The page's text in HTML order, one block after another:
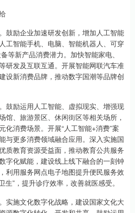
鼓励企业加速研发创新，增加人工智能
工智能手机、电脑、智能机器人、可穿
等新产品消费潜力。加快智能家电、
研发及互联互通。开展智能网联汽车准
设新消费品牌，推动数字国潮等品牌创
鼓励运用人工智能、虚拟现实、增强现
馆、旅游景区、休闲街区等相关场所，
化消费场景。开展“人工智能+消费”案
与更多消费领域融合应用。深入实施国
质教育资源受益面，推动教育公共服务
字化赋能，建设线上线下融合的一刻钟
利用服务网点电子地图提升便民服务效
生”，提升诊疗效率，改善就医感受。
实施文化数字化战略，建设国家文化大